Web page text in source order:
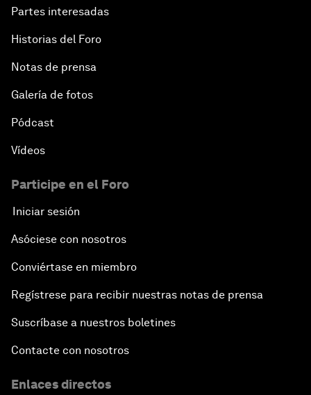
Partes interesadas
Historias del Foro
Notas de prensa
Galería de fotos
Pódcast
Vídeos
Participe en el Foro
Iniciar sesión
Asóciese con nosotros
Conviértase en miembro
Regístrese para recibir nuestras notas de prensa
Suscríbase a nuestros boletines
Contacte con nosotros
Enlaces directos